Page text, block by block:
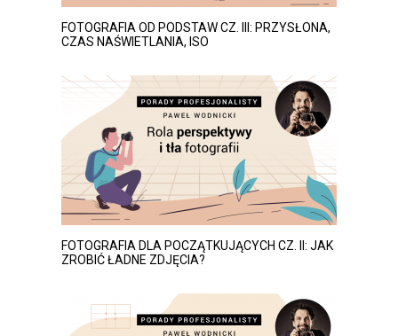
FOTOGRAFIA OD PODSTAW CZ. III: PRZYSŁONA,
CZAS NAŚWIETLANIA, ISO
FOTOGRAFIA DLA POCZĄTKUJĄCYCH CZ. II: JAK
ZROBIĆ ŁADNE ZDJĘCIA?